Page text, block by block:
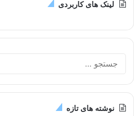
لینک های کاربردی
نوشته های تازه